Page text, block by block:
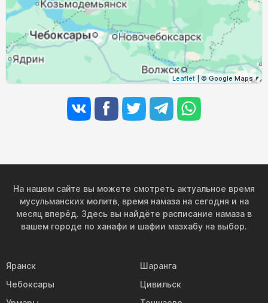
31, Пн 02:39 04:50 15:34 20:48
Leaflet | © Google Maps
На нашем сайте вы можете смотреть актуальное время
мусульманских молитв, время намаза на сегодня и на
месяц вперёд. Здесь вы найдёте расписание намаза в
вашем городе по ханафи и шафии мазхабу на выбор.
Яранск
Шаранга
Чебоксары
Цивильск